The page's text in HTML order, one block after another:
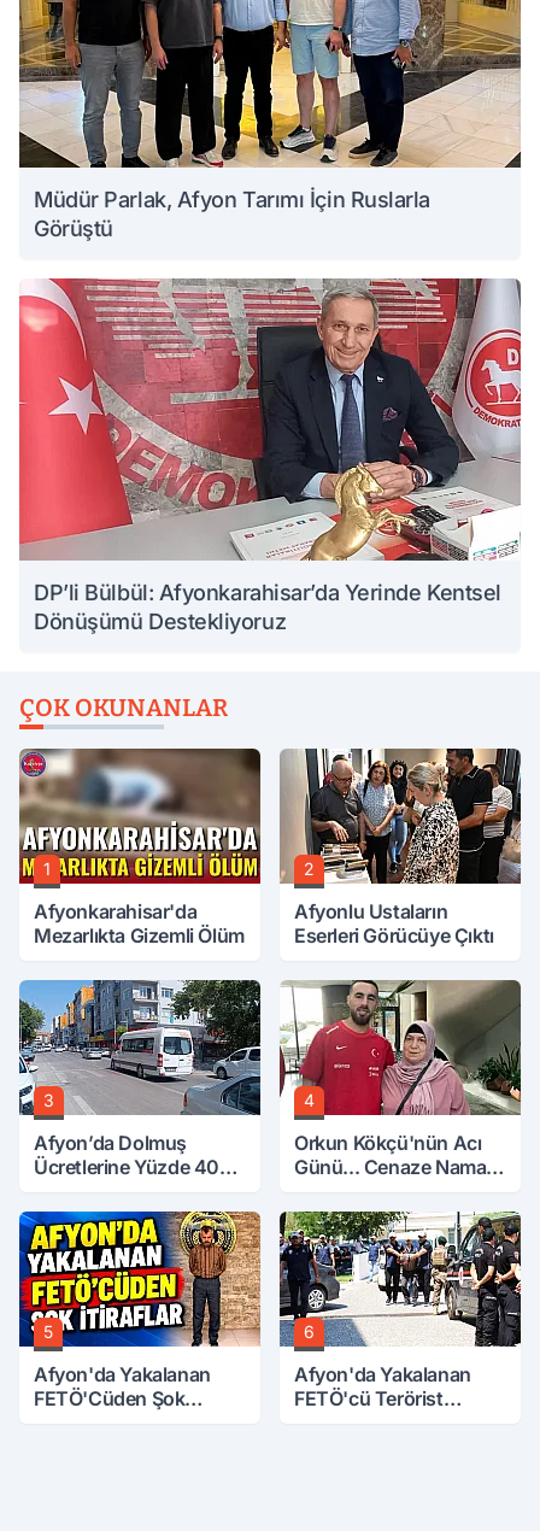
Müdür Parlak, Afyon Tarımı İçin Ruslarla
Görüştü
DP’li Bülbül: Afyonkarahisar’da Yerinde Kentsel
Dönüşümü Destekliyoruz
ÇOK OKUNANLAR
1
Afyonkarahisar'da
Mezarlıkta Gizemli Ölüm
2
Afyonlu Ustaların
Eserleri Görücüye Çıktı
3
Afyon’da Dolmuş
Ücretlerine Yüzde 40
4
Orkun Kökçü'nün Acı
Günü... Cenaze Namazı
5
Afyon'da Yakalanan
FETÖ'Cüden Şok
6
Afyon'da Yakalanan
FETÖ'cü Terörist